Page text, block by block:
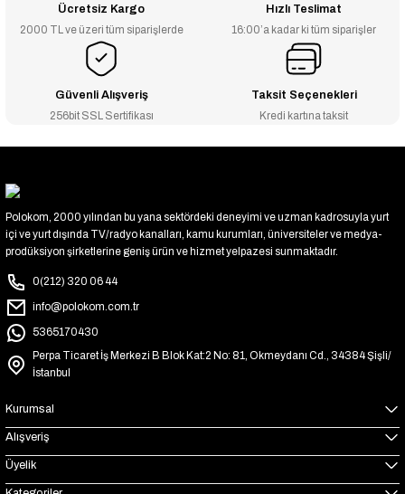
Ücretsiz Kargo
2000 TL ve üzeri tüm siparişlerde
Hızlı Teslimat
16:00’a kadar ki tüm siparişler
Güvenli Alışveriş
256bit SSL Sertifikası
Taksit Seçenekleri
Kredi kartına taksit
Polokom, 2000 yılından bu yana sektördeki deneyimi ve uzman kadrosuyla yurt
içi ve yurt dışında TV/radyo kanalları, kamu kurumları, üniversiteler ve medya-
prodüksiyon şirketlerine geniş ürün ve hizmet yelpazesi sunmaktadır.
0(212) 320 06 44
info@polokom.com.tr
5365170430
Perpa Ticaret İş Merkezi B Blok Kat:2 No: 81, Okmeydanı Cd., 34384 Şişli/
İstanbul
Kurumsal
Alışveriş
Üyelik